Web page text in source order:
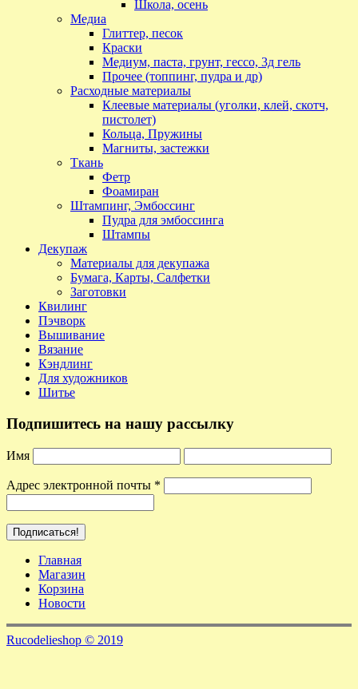
Школа, осень
Медиа
Глиттер, песок
Краски
Медиум, паста, грунт, гессо, 3д гель
Прочее (топпинг, пудра и др)
Расходные материалы
Клеевые материалы (уголки, клей, скотч,
пистолет)
Кольца, Пружины
Магниты, застежки
Ткань
Фетр
Фоамиран
Штампинг, Эмбоссинг
Пудра для эмбоссинга
Штампы
Декупаж
Материалы для декупажа
Бумага, Карты, Салфетки
Заготовки
Квилинг
Пэчворк
Вышивание
Вязание
Кэндлинг
Для художников
Шитье
Подпишитесь на нашу рассылку
Имя
Адрес электронной почты *
Главная
Магазин
Корзина
Новости
Rucodelieshop © 2019